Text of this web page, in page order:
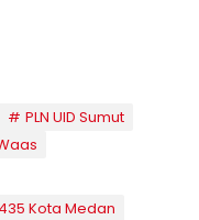
PLN UID Sumut
Kota Medan